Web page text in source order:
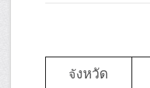
จังหวัด